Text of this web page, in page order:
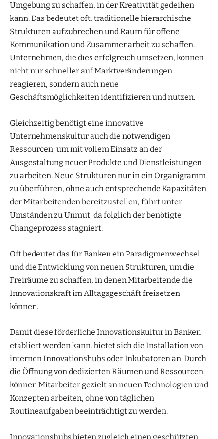
Umgebung zu schaffen, in der Kreativität gedeihen
kann. Das bedeutet oft, traditionelle hierarchische
Strukturen aufzubrechen und Raum für offene
Kommunikation und Zusammenarbeit zu schaffen.
Unternehmen, die dies erfolgreich umsetzen, können
nicht nur schneller auf Marktveränderungen
reagieren, sondern auch neue
Geschäftsmöglichkeiten identifizieren und nutzen.
Gleichzeitig benötigt eine innovative
Unternehmenskultur auch die notwendigen
Ressourcen, um mit vollem Einsatz an der
Ausgestaltung neuer Produkte und Dienstleistungen
zu arbeiten. Neue Strukturen nur in ein Organigramm
zu überführen, ohne auch entsprechende Kapazitäten
der Mitarbeitenden bereitzustellen, führt unter
Umständen zu Unmut, da folglich der benötigte
Changeprozess stagniert.
Oft bedeutet das für Banken ein Paradigmenwechsel
und die Entwicklung von neuen Strukturen, um die
Freiräume zu schaffen, in denen Mitarbeitende die
Innovationskraft im Alltagsgeschäft freisetzen
können.
Damit diese förderliche Innovationskultur in Banken
etabliert werden kann, bietet sich die Installation von
internen Innovationshubs oder Inkubatoren an. Durch
die Öffnung von dedizierten Räumen und Ressourcen
können Mitarbeiter gezielt an neuen Technologien und
Konzepten arbeiten, ohne von täglichen
Routineaufgaben beeinträchtigt zu werden.
Innovationshubs bieten zugleich einen geschützten